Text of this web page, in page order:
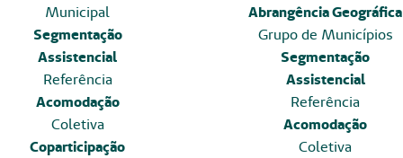
Municipal
Segmentação
Assistencial
Referência
Acomodação
Coletiva
Coparticipação
Abrangência Geográfica
Grupo de Municípios
Segmentação
Assistencial
Referência
Acomodação
Coletiva